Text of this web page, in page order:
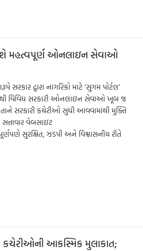
મહત્વપૂર્ણ ઓનલાઇન સેવાઓ
દ્વારા નાગરિકો માટે ‘સુગમ પોર્ટલ’
વિવિધ સરકારી ઓનલાઇન સેવાઓ ખૂબ જ
સરકારી કચેરીઓ સુધી આવવામાંથી મુક્તિ
વેબસાઇટ
સુરક્ષિત, ઝડપી અને વિશ્વાસનીય રીતે
કચેરીઓની આકસ્મિક મુલાકાત;